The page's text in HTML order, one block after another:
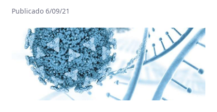
Publicado 6/09/21